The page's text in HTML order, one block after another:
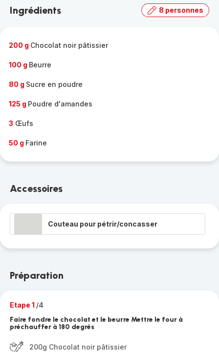
gamme
Ingrédients 8 personnes
200 g Chocolat noir pâtissier
100 g Beurre
80 g Sucre en poudre
125 g Poudre d'amandes
3 Œufs
50 g Farine
Accessoires
Couteau pour pétrir/concasser
Préparation
Etape 1 /4
Faire fondre le chocolat et le beurre Mettre le four à
préchauffer à 180 degrés
200g Chocolat noir pâtissier